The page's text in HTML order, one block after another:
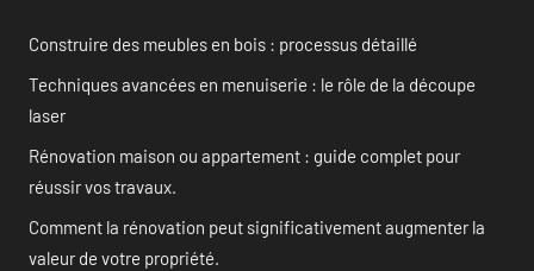
Construire des meubles en bois : processus détaillé
Techniques avancées en menuiserie : le rôle de la découpe
laser
Rénovation maison ou appartement : guide complet pour
réussir vos travaux.
Comment la rénovation peut significativement augmenter la
valeur de votre propriété.